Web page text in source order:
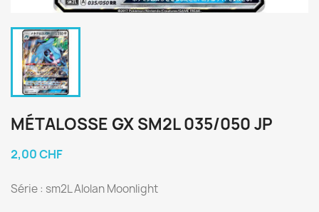
MÉTALOSSE GX SM2L 035/050 JP
2,00 CHF
Série : sm2L Alolan Moonlight